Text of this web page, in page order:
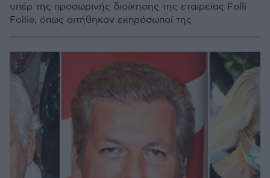
υπέρ της προσωρινής διοίκησης της εταιρείας Folli
Follie, όπως αιτήθηκαν εκπρόσωποί της